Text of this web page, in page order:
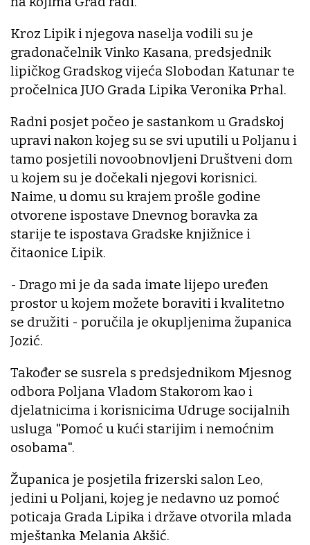
Kroz Lipik i njegova naselja vodili su je
gradonačelnik Vinko Kasana, predsjednik
lipičkog Gradskog vijeća Slobodan Katunar te
pročelnica JUO Grada Lipika Veronika Prhal.
Radni posjet počeo je sastankom u Gradskoj
upravi nakon kojeg su se svi uputili u Poljanu i
tamo posjetili novoobnovljeni Društveni dom
u kojem su je dočekali njegovi korisnici.
Naime, u domu su krajem prošle godine
otvorene ispostave Dnevnog boravka za
starije te ispostava Gradske knjižnice i
čitaonice Lipik.
- Drago mi je da sada imate lijepo uređen
prostor u kojem možete boraviti i kvalitetno
se družiti - poručila je okupljenima županica
Jozić.
Također se susrela s predsjednikom Mjesnog
odbora Poljana Vladom Stakorom kao i
djelatnicima i korisnicima Udruge socijalnih
usluga "Pomoć u kući starijim i nemoćnim
osobama".
Županica je posjetila frizerski salon Leo,
jedini u Poljani, kojeg je nedavno uz pomoć
poticaja Grada Lipika i države otvorila mlada
mještanka Melania Akšić.